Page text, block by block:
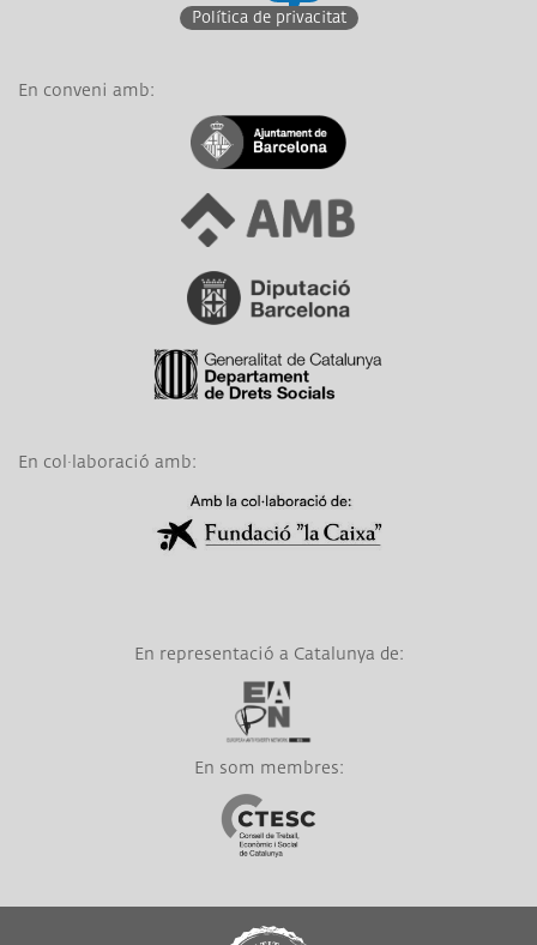
Política de privacitat
En conveni amb:
Link a Ajuntament de Barcelona
Link a Àrea Metropolitana de Barcelona
Link a Diputació de Barcelona
Link a Generalitat de Catalunya
En col·laboració amb:
En representació a Catalunya de:
Link a EAPN
En som membres:
Link a CTESC